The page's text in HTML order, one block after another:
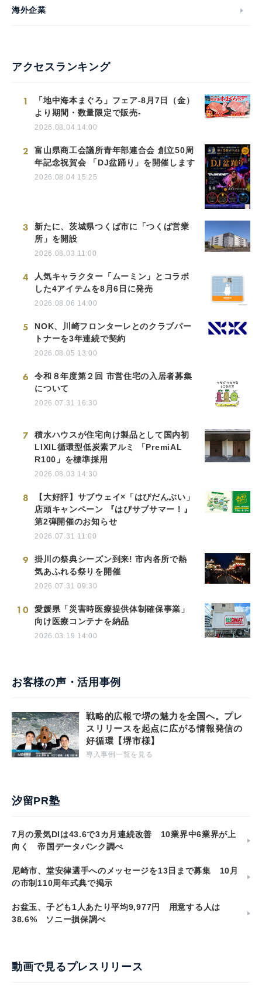
海外企業
アクセスランキング
1
「地中海本まぐろ」フェア-8月7日（金）
より期間・数量限定で販売-
2026.08.04 14:00
2
富山県商工会議所青年部連合会 創立50周
年記念祝賀会 「DJ盆踊り」を開催します
2026.08.04 15:25
3
新たに、茨城県つくば市に「つくば営業
所」を開設
2026.08.03 11:00
4
人気キャラクター「ムーミン」とコラボ
した4アイテムを8月6日に発売
2026.08.06 14:00
5
NOK、川崎フロンターレとのクラブパー
トナーを3年連続で契約
2026.08.05 13:00
6
令和８年度第２回 市営住宅の入居者募集
について
2026.07.31 16:30
7
積水ハウスが住宅向け製品として国内初
LIXIL循環型低炭素アルミ 「PremiAL
R100」を標準採用
2026.08.03 14:30
8
【大好評】サブウェイ×「はぴだんぶい」
店頭キャンペーン 『はぴサブサマー！』
第2弾開催のお知らせ
2026.07.31 11:00
9
掛川の祭典シーズン到来! 市内各所で熱
気あふれる祭りを開催
2026.07.31 09:30
10
愛媛県「災害時医療提供体制確保事業」
向け医療コンテナを納品
2026.03.19 14:00
お客様の声・活用事例
戦略的広報で堺の魅力を全国へ。プレ
スリリースを起点に広がる情報発信の
好循環【堺市様】
導入事例一覧を見る
汐留PR塾
7月の景気DIは43.6で3カ月連続改善 10業界中6業界が上
向く 帝国データバンク調べ
尼崎市、堂安律選手へのメッセージを13日まで募集 10月
の市制110周年式典で掲示
お盆玉、子ども1人あたり平均9,977円 用意する人は
38.6% ソニー損保調べ
動画で見るプレスリリース